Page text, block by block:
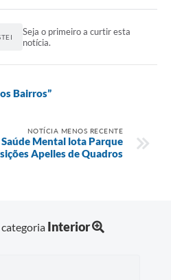
Seja o primeiro a curtir esta
notícia.
Bairros”
NOTÍCIA MENOS RECENTE
Mental lota Parque
Apelles de Quadros
Interior